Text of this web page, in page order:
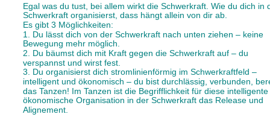
Egal was du tust, bei allem wirkt die Schwerkraft. Wie du dich in
Schwerkraft organisierst, dass hängt allein von dir ab.
Es gibt 3 Möglichkeiten:
1. Du lässt dich von der Schwerkraft nach unten ziehen – keine
Bewegung mehr möglich.
2. Du bäumst dich mit Kraft gegen die Schwerkraft auf – du
verspannst und wirst fest.
3. Du organisierst dich stromlinienförmig im Schwerkraftfeld –
intelligent und ökonomisch – du bist durchlässig, verbunden,
das Tanzen! Im Tanzen ist die Begrifflichkeit für diese
ökonomische Organisation in der Schwerkraft das Release und
Alignement.